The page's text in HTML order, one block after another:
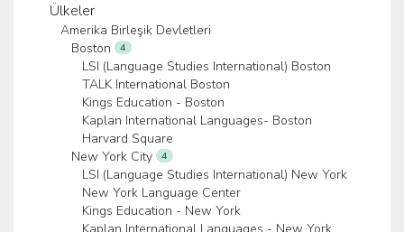
Ülkeler
Amerika Birleşik Devletleri
Boston
4
LSI (Language Studies International) Boston
TALK International Boston
Kings Education - Boston
Kaplan International Languages- Boston
Harvard Square
New York City
4
LSI (Language Studies International) New York
New York Language Center
Kings Education - New York